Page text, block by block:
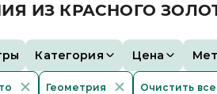
ИЗ КРАСНОГО
Категория Цена
Геометрия Очистить все